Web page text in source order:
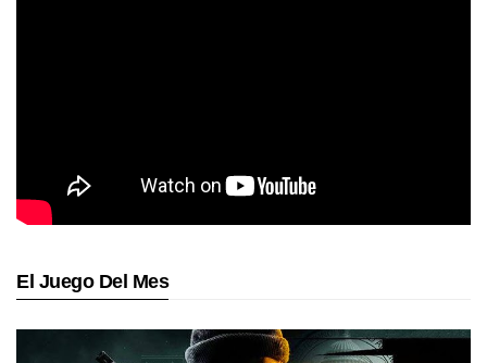
El Juego Del Mes